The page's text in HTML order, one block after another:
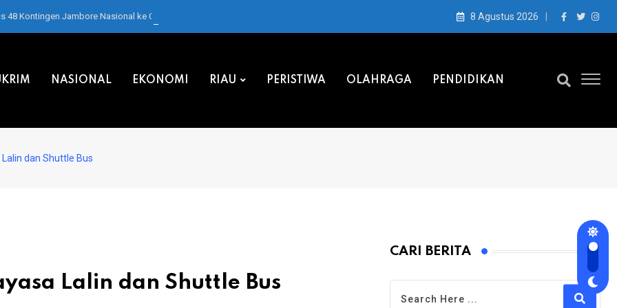
48 Kontingen Jambore Nasional ke Cibubur 8 Agustus 2026
NASIONAL EKONOMI RIAU PERISTIWA OLAHRAGA PENDIDIKAN
dan Shuttle Bus
Lalin dan Shuttle Bus
CARI BERITA